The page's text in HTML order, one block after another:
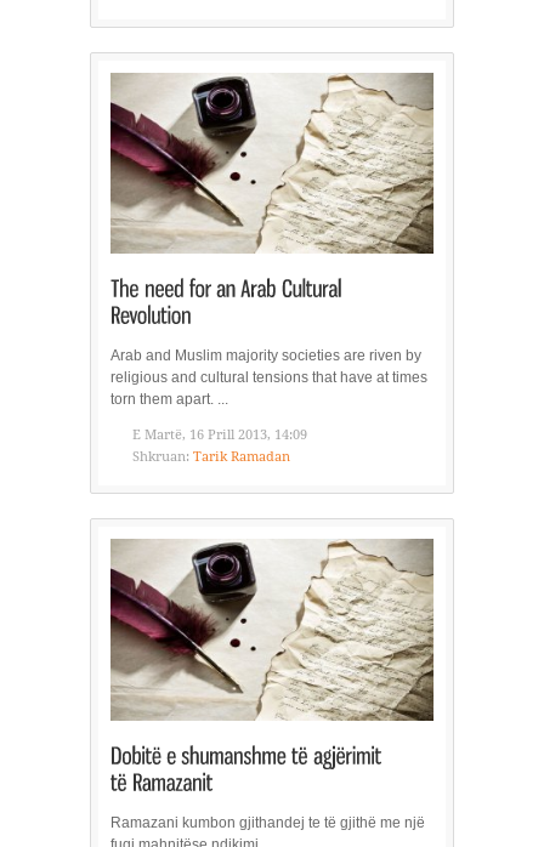
Arab and Muslim majority societies are riven by
religious and cultural tensions that have at times
torn them apart. ...
E Martë, 16 Prill 2013, 14:09
Shkruan: Tarik Ramadan
Ramazani kumbon gjithandej te të gjithë me një